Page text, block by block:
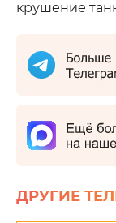
крушение
ДРУГИЕ